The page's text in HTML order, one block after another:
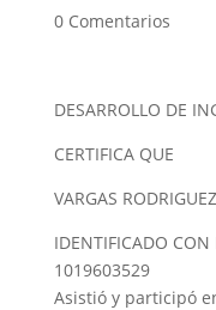
0 Comentarios
DESARROLLO DE
CERTIFICA QUE
VARGAS
IDENTIFICADO
1019603529
Asistió y participó